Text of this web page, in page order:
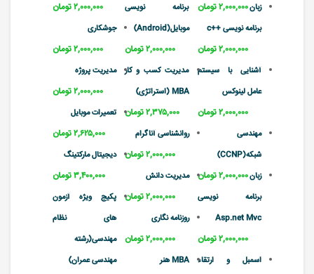
۲,۰۰۰,۰۰۰ تومانزبان
برنامه نویسی ++c
۲,۰۰۰,۰۰۰ تومان
آشنایی با سیستم
عامل لینوکس
۲,۰۰۰,۰۰۰ تومان
مهندسی
شبکه(CCNP)
۲,۰۰۰,۰۰۰ تومانزبان
برنامه نویسی
Asp.net Mvc
۲,۰۰۰,۰۰۰ تومان
اسمبل و ارتقاء
برنامه نویسی
موبایل(Android)
۲,۰۰۰,۰۰۰ تومان
مدیریت کسب و کار
MBA (استراتژی)
۲,۳۷۵,۰۰۰ تومان
روانشناسی آناگرام
۲,۰۰۰,۰۰۰ تومان
مدیریت دانش
۲,۰۰۰,۰۰۰ تومان
روزنامه نگاری
۲,۰۰۰,۰۰۰ تومان
MBA هنر
۲,۰۰۰,۰۰۰ تومان
جوشکاری
۲,۰۰۰,۰۰۰ تومان
مدیریت پروژه
۲,۰۰۰,۰۰۰ تومان
تعمیرات موبایل
۲,۶۲۵,۰۰۰ تومان
دیجیتال مارکتینگ
۳,۴۰۰,۰۰۰ تومان
پکیج ویژه آزمون
های نظام
مهندسی(رشته
مهندسی عمران)